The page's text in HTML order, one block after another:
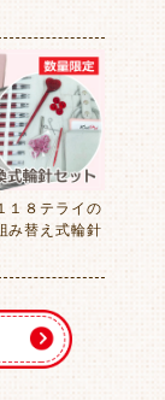
１８テライの
み替え式輪針